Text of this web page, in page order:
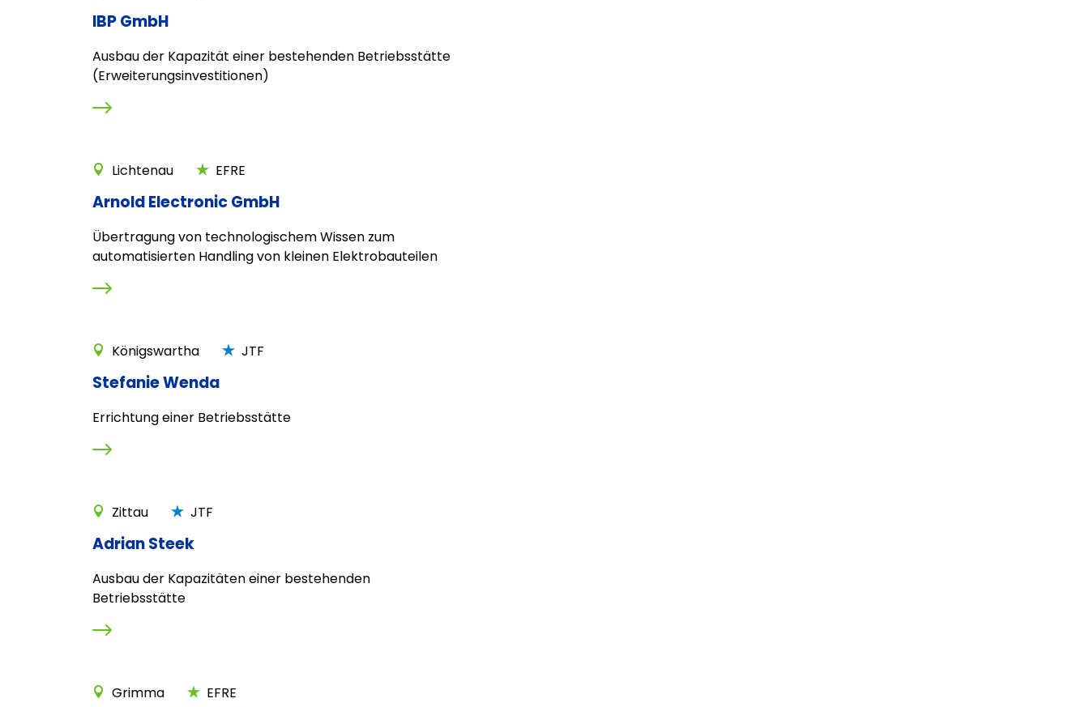
IBP GmbH
Ausbau der Kapazität einer bestehenden Betriebsstätte
(Erweiterungsinvestitionen)
Lichtenau EFRE
Arnold Electronic GmbH
Übertragung von technologischem Wissen zum
automatisierten Handling von kleinen Elektrobauteilen
Königswartha JTF
Stefanie Wenda
Errichtung einer Betriebsstätte
Zittau JTF
Adrian Steek
Ausbau der Kapazitäten einer bestehenden
Betriebsstätte
Grimma EFRE